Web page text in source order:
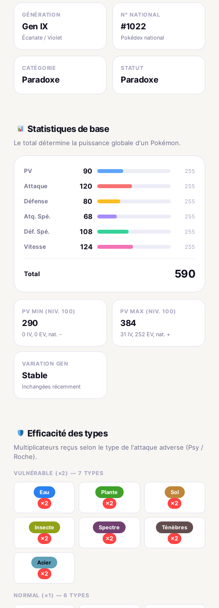
GÉNÉRATION
Gen IX
Écarlate / Violet
N° NATIONAL
#1022
Pokédex national
CATÉGORIE
Paradoxe
STATUT
Paradoxe
Statistiques de base
Le total détermine la puissance globale d'un Pokémon.
PV 90 255
Attaque 120 255
Défense 80 255
Atq. Spé. 68 255
Déf. Spé. 108 255
Vitesse 124 255
Total 590
PV MIN (NIV. 100)
290
0 IV, 0 EV, nat. -
PV MAX (NIV. 100)
384
31 IV, 252 EV, nat. +
VARIATION GEN
Stable
Inchangées récemment
Efficacité des types
Multiplicateurs reçus selon le type de l'attaque adverse (Psy /
Roche).
VULNÉRABLE (×2) — 7 TYPES
Eau
×2
Plante
×2
Sol
×2
Insecte
×2
Spectre
×2
Ténèbres
×2
Acier
×2
NORMAL (×1) — 6 TYPES